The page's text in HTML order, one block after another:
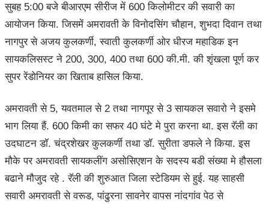
सुबह 5:00 बजे बीआरएम सीरीज में 600 किलोमीटर की सवारी का
आयोजन किया. जिसमें अमरावती के विनोदसिंग चौहान, शुभदा दिवान तथा
नागपुर से अजय कुलकर्णी, स्वाती कुलकर्णी ओर धीरज महाडिक इन
सायकलिसस्ट ने 200, 300, 400 तथा 600 की.मी. की शृंखला पूर्ण कर
सुपर रेंडोनियर का खिताब हासिल किया.
अमरावती से 5, यवतमाल से 2 तथा नागपूर से 3 सायकल सवारो ने इसमे
भाग लिया हैं. 600 किमी का सफर 40 घंटे मे पुरा करना था. इस रॅली का
उदघाटन डॉ. चंद्रशेखर कुलकर्णी तथा डॉ. सुरीता डफले ने किया. इस
मौके पर अमरावती सायकलींग असोसिएशन के सदस्य बडी संख्या मे हौसला
बढाने मौजुद रहे . रॅली की शुरुआत जिला स्टेडियम से हुई. यह साहसी
सवारी अमरावती से वरूड, पांढुरना सावनेर वापस नांदगांव पेठ से